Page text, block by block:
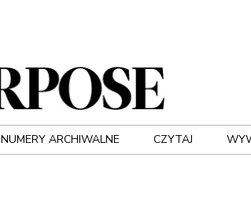
NUMERY ARCHIWALNE CZYTAJ